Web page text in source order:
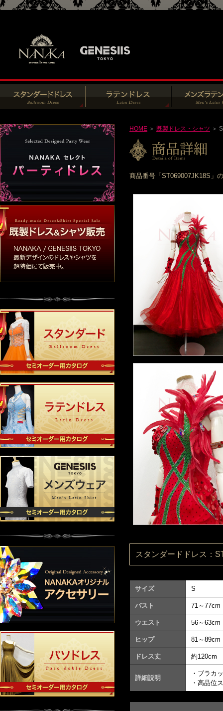
HOME ＞ 既製ドレス・シャツ ＞
商品番号「ST069007JK18S」
スタンダードドレス：
サイズ S
バスト 71～77cm
ウエスト 56～63cm
ヒップ 81～89cm
ドレス丈 約120cm
詳細説明
・ブラカ
・高品位